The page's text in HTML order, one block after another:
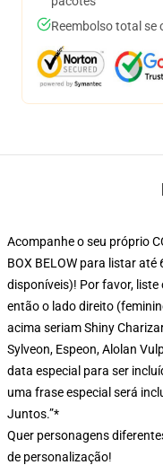
Reembolso total se
Acompanhe o seu próprio
BOX BELOW para listar
disponíveis)! Por favor,
então o lado direito
acima seriam Shiny
Sylveon, Espeon, Alolan
data especial para ser
uma frase especial será
Juntos.”*
Quer personagens
de personalização!